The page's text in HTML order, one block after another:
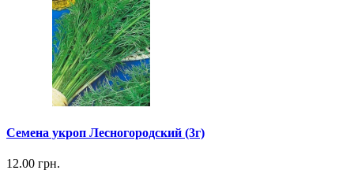
Семена укроп Лесногородский (3г)
12.00 грн.